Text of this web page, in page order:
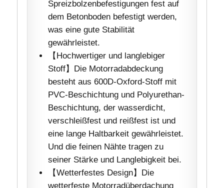
Spreizbolzenbefestigungen fest auf
dem Betonboden befestigt werden,
was eine gute Stabilität
gewährleistet.
【Hochwertiger und langlebiger
Stoff】Die Motorradabdeckung
besteht aus 600D-Oxford-Stoff mit
PVC-Beschichtung und Polyurethan-
Beschichtung, der wasserdicht,
verschleißfest und reißfest ist und
eine lange Haltbarkeit gewährleistet.
Und die feinen Nähte tragen zu
seiner Stärke und Langlebigkeit bei.
【Wetterfestes Design】Die
wetterfeste Motorradüberdachung